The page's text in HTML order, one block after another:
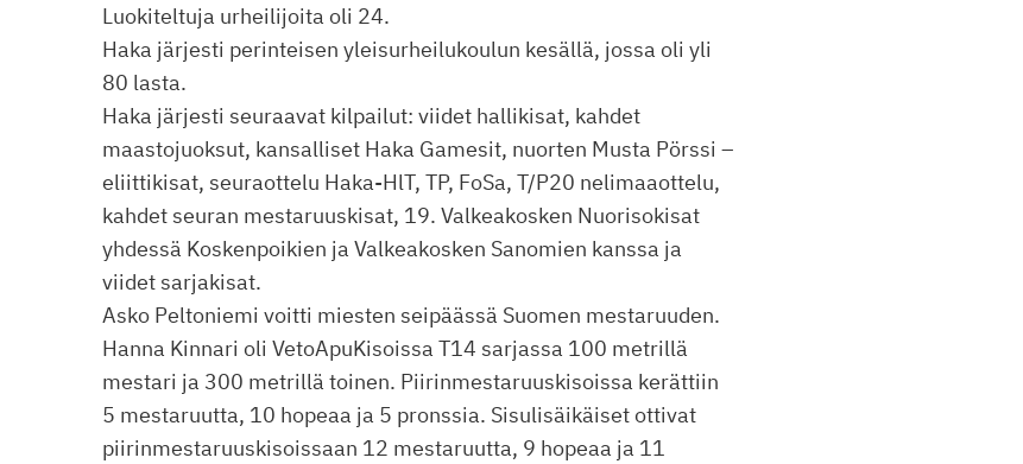
Luokiteltuja urheilijoita oli 24.
Haka järjesti perinteisen yleisurheilukoulun kesällä, jossa oli yli
80 lasta.
Haka järjesti seuraavat kilpailut: viidet hallikisat, kahdet
maastojuoksut, kansalliset Haka Gamesit, nuorten Musta Pörssi –
eliittikisat, seuraottelu Haka-HlT, TP, FoSa, T/P20 nelimaaottelu,
kahdet seuran mestaruuskisat, 19. Valkeakosken Nuorisokisat
yhdessä Koskenpoikien ja Valkeakosken Sanomien kanssa ja
viidet sarjakisat.
Asko Peltoniemi voitti miesten seipäässä Suomen mestaruuden.
Hanna Kinnari oli VetoApuKisoissa T14 sarjassa 100 metrillä
mestari ja 300 metrillä toinen. Piirinmestaruuskisoissa kerättiin
5 mestaruutta, 10 hopeaa ja 5 pronssia. Sisulisäikäiset ottivat
piirinmestaruuskisoissaan 12 mestaruutta, 9 hopeaa ja 11